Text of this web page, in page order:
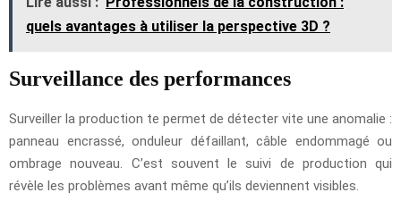
quels avantages à utiliser la perspective 3D ?
Surveillance des performances
Surveiller la production te permet de détecter vite une anomalie :
panneau encrassé, onduleur défaillant, câble endommagé ou
ombrage nouveau. C’est souvent le suivi de production qui
révèle les problèmes avant même qu’ils deviennent visibles.